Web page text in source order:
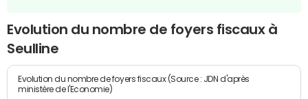
Evolution du nombre de foyers fiscaux à
Seulline
Evolution du nombre de foyers fiscaux (Source : JDN d'après
ministère de l'Economie)